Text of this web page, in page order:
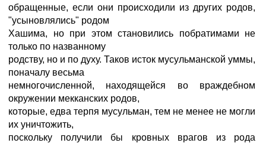
обращенные, если они происходили из других родов,
"усыновлялись" родом
Хашима, но при этом становились побратимами не
только по названному
родству, но и по духу. Таков исток мусульманской уммы,
поначалу весьма
немногочисленной, находящейся во враждебном
окружении мекканских родов,
которые, едва терпя мусульман, тем не менее не могли
их уничтожить,
поскольку получили бы кровных врагов из рода